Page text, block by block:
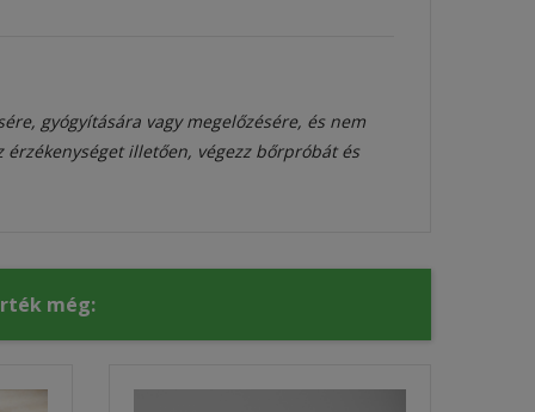
gyógyítására vagy megelőzésére, és nem
illetően, végezz bőrpróbát és
még: